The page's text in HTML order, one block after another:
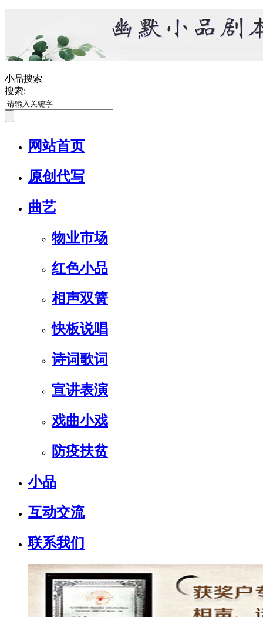
小品搜索
搜索:
网站首页
原创代写
曲艺
物业市场
红色小品
相声双簧
快板说唱
诗词歌词
宣讲表演
戏曲小戏
防疫扶贫
小品
互动交流
联系我们